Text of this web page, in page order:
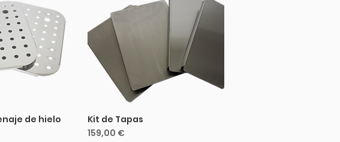
de hielo
Kit de Tapas
Precio
159,00 €